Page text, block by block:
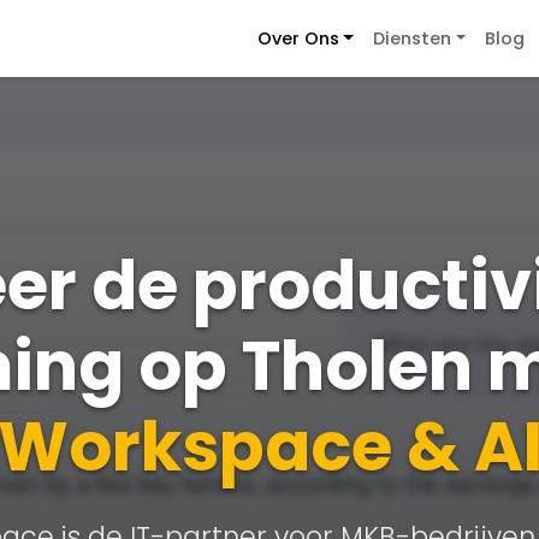
Over Ons Diensten Blog
de
op Tholen
&